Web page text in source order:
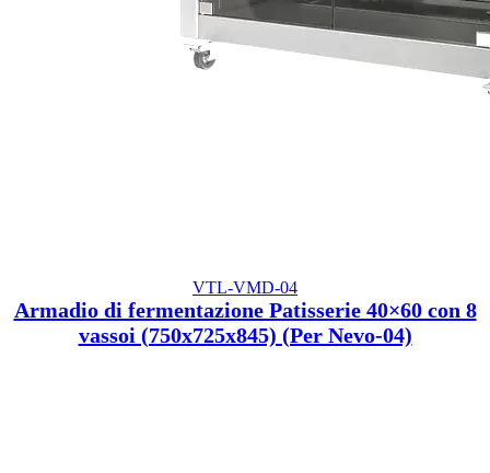
VTL-VMD-04
Armadio di fermentazione Patisserie 40×60 con 8
vassoi (750x725x845) (Per Nevo-04)